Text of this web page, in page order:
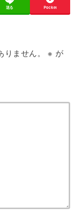
送る Pocket
ません。 ※ が